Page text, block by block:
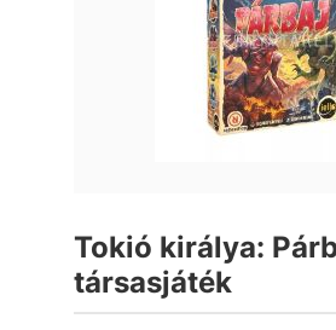
Tokió királya:
társasjáték